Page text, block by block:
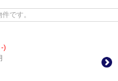
です。
-)